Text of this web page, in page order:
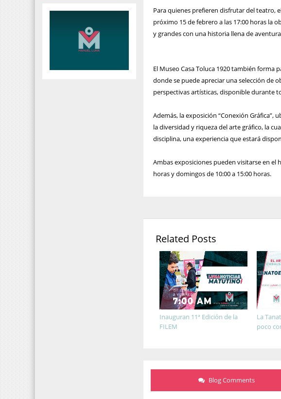
Para quienes prefieren disfrutar del teatro,
próximo 15 de febrero a las 17:00 horas la
y grandes con una historia llena de
El Museo Casa Toluca 1920 también forma
donde se puede apreciar una selección de
perspectivas artísticas, disponible durante
Además, la exposición “Conexión Gráfica”,
la diversidad y riqueza del arte gráfico, la
disciplina, una experiencia que estará
Ambas exposiciones pueden visitarse en el
horas y domingos de 10:00 a 15:00 horas.
Related Posts
La
poco
Inauguran 11ª Edición de la
FILEM
Blog Comments